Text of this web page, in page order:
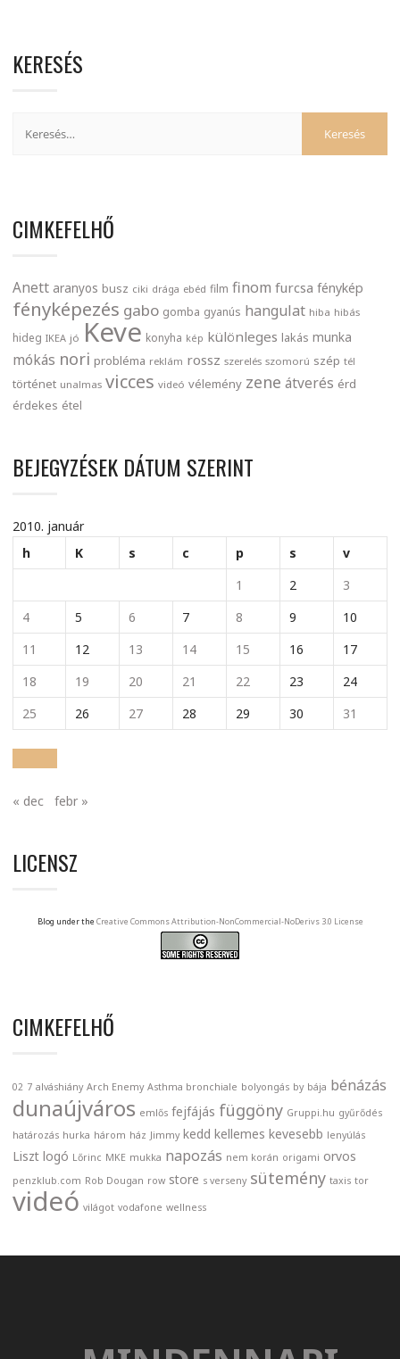
KERESÉS
CIMKEFELHŐ
Anett aranyos busz ciki drága ebéd film finom furcsa fénykép
fényképezés gabo gomba gyanús hangulat hiba hibás
hideg IKEA jó Keve konyha kép különleges lakás munka
mókás nori probléma reklám rossz szerelés szomorú szép tél
történet unalmas vicces videó vélemény zene átverés érd
érdekes étel
BEJEGYZÉSEK DÁTUM SZERINT
2010. január
h
K s c p s
v
1
2
3
4
5 6 7 8 9
10
11
12 13 14 15 16
17
18
19 20 21 22 23
24
25
26 27 28 29 30 31
« dec febr »
LICENSZ
Blog under the Creative Commons Attribution-NonCommercial-NoDerivs 3.0 License
CIMKEFELHŐ
02 7 alváshiány Arch Enemy Asthma bronchiale bolyongás by bája bénázás
dunaújváros emlős fejfájás függöny Gruppi.hu gyűrődés
határozás hurka három ház Jimmy kedd kellemes kevesebb lenyúlás
Liszt logó Lőrinc MKE mukka napozás nem korán origami orvos
penzklub.com Rob Dougan row store s verseny sütemény taxis tor
videó világot vodafone wellness